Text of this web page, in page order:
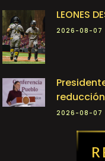
LEONES
2026-08-07
2026-08-07